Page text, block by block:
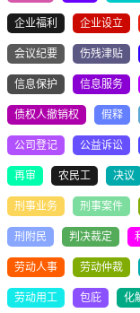
企业福利 企业设立
会议纪要 伤残津贴
信息保护 信息服务
债权人撤销权 假释
公司登记 公益诉讼
再审 农民工 决议
刑事业务 刑事案件
刑附民 判决裁定
劳动人事 劳动仲裁
劳动用工 包庇 化